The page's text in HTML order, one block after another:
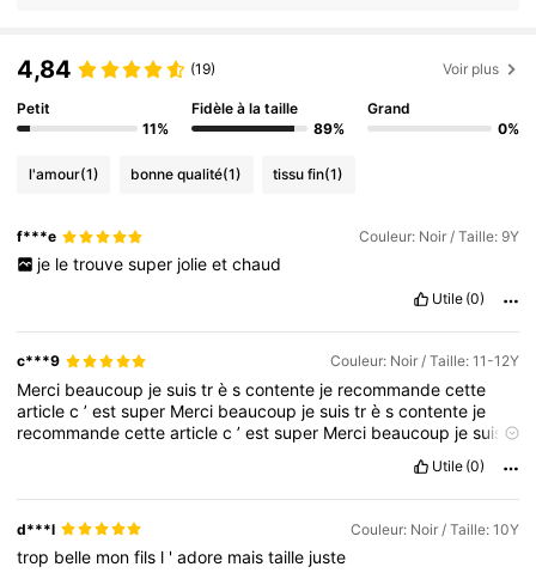
4,84 (19) Voir plus
Petit
11%
Fidèle à la taille
89%
Grand
0%
l'amour(1) bonne qualité(1) tissu fin(1)
f***e Couleur: Noir / Taille: 9Y
je le trouve super jolie et chaud
Utile (0)
c***9 Couleur: Noir / Taille: 11-12Y
Merci beaucoup jesuistrèscontente je recommandecette
articlec’estsuper Merci beaucoup jesuistrèscontente je
recommandecettearticlec’estsuper Merci beaucoup jesuis
cettearticle c’
estsuperMercibeaucoupjesuistrèscontentejerecommande
article c ’
je
recommande
Utile (0)
d***l Couleur: Noir / Taille: 10Y
trop belle monfils l 'adore maistaille juste